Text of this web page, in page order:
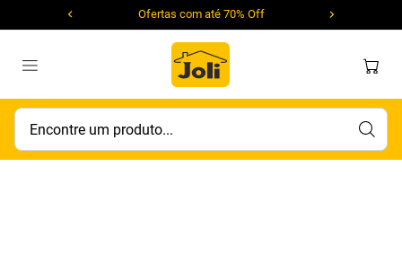
Ofertas com até 70% Off
Encontre um produto...